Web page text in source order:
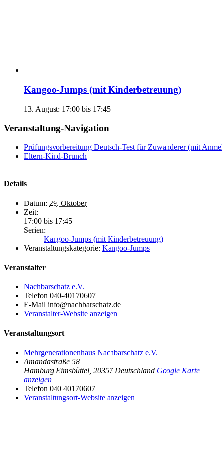
Kangoo-Jumps (mit Kinderbetreuung)
13. August: 17:00 bis 17:45
Veranstaltung-Navigation
Prüfungsvorbereitung Deutsch-Test für Zuwanderer (mit
Eltern-Kind-Brunch
Details
Datum: 29. Oktober
Zeit:
17:00 bis 17:45
Serien:
Kangoo-Jumps (mit Kinderbetreuung)
Veranstaltungskategorie: Kangoo-Jumps
Veranstalter
Nachbarschatz e.V.
Telefon 040-40170607
E-Mail info@nachbarschatz.de
Veranstalter-Website anzeigen
Veranstaltungsort
Mehrgenerationenhaus Nachbarschatz e.V.
Amandastraße 58
Hamburg Eimsbüttel 20357 Deutschland Google Karte
anzeigen
Telefon 040 40170607
Veranstaltungsort-Website anzeigen